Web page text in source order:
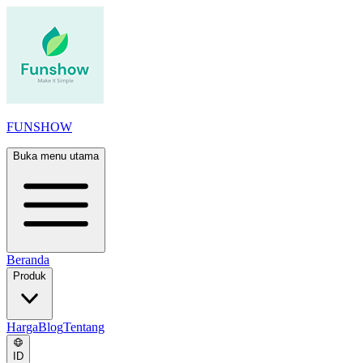
FUNSHOW
Buka menu utama
Beranda
Produk
HargaBlogTentang
ID